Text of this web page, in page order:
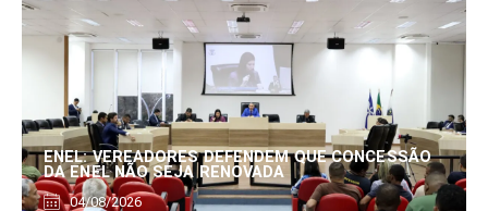
ENEL: VEREADORES DEFENDEM QUE CONCESSÃO
DA ENEL NÃO SEJA RENOVADA
04/08/2026